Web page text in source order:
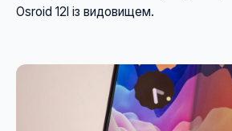
Osroid 12l із видовищем.